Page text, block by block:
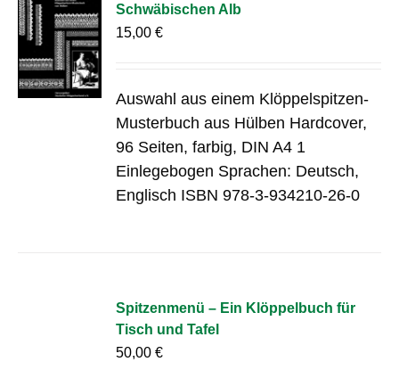
Schwäbischen Alb
15,00€
Auswahl aus einem Klöppelspitzen-
Musterbuch aus Hülben Hardcover,
96 Seiten, farbig, DIN A4 1
Einlegebogen Sprachen: Deutsch,
Englisch ISBN 978-3-934210-26-0
Spitzenmenü – Ein Klöppelbuch für
Tisch und Tafel
50,00€